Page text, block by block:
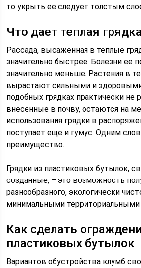
то укрыть ее следует толстым
Что дает теплая грядка
Рассада, высаженная в теплые
значительно быстрее. Болезни ее
значительно меньше. Растения в
вырастают сильными и
подобных грядках практически не
внесенные в почву, остаются на
использования грядки в
поступает еще и гумус. Одним
преимущество.
Грядки из пластиковых бутылок,
созданные, – это возможность
разнообразного, экологически
минимальными территориальными
Как сделать
пластиковых бутылок
Вариантов обустройства клумб